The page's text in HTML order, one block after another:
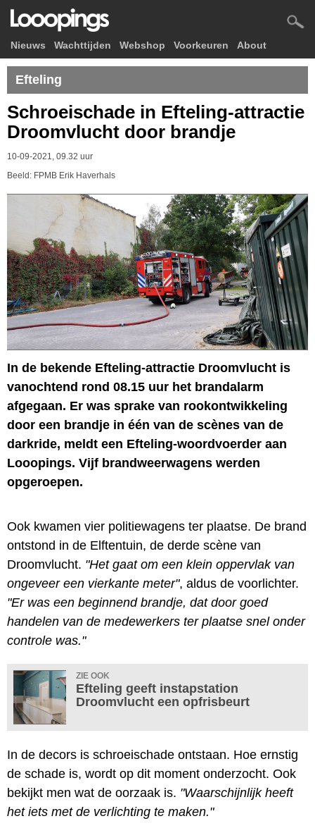
Nieuws Wachttijden Webshop Voorkeuren About
Efteling
Schroeischade in Efteling-attractie
Droomvlucht door brandje
10-09-2021, 09.32 uur
Beeld: FPMB Erik Haverhals
In de bekende Efteling-attractie Droomvlucht is
vanochtend rond 08.15 uur het brandalarm
afgegaan. Er was sprake van rookontwikkeling
door een brandje in één van de scènes van de
darkride, meldt een Efteling-woordvoerder aan
Looopings. Vijf brandweerwagens werden
opgeroepen.
Ook kwamen vier politiewagens ter plaatse. De brand
ontstond in de Elftentuin, de derde scène van
Droomvlucht. "Het gaat om een klein oppervlak van
ongeveer een vierkante meter", aldus de voorlichter.
"Er was een beginnend brandje, dat door goed
handelen van de medewerkers ter plaatse snel onder
controle was."
ZIE OOK
Efteling geeft instapstation
Droomvlucht een opfrisbeurt
In de decors is schroeischade ontstaan. Hoe ernstig
de schade is, wordt op dit moment onderzocht. Ook
bekijkt men wat de oorzaak is. "Waarschijnlijk heeft
het iets met de verlichting te maken."